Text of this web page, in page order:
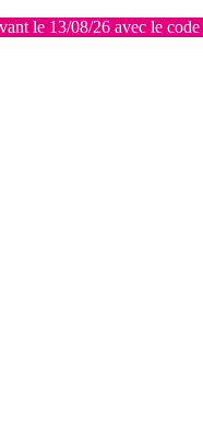
le 13/08/26 avec le code